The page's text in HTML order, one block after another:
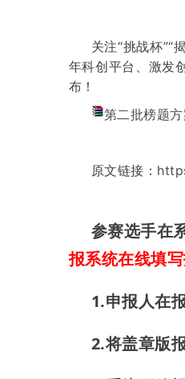
关注“挑战杯”“
年科创平台、激发
布！
第二批榜题
原文链接：
参赛选手在
报系统在线填写
1.申报人在
2.将盖章版